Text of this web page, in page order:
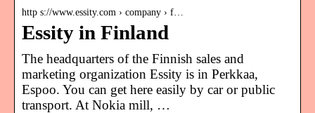
http s://www.essity.com › company › f…
Essity in Finland
The headquarters of the Finnish sales and
marketing organization Essity is in Perkkaa,
Espoo. You can get here easily by car or public
transport. At Nokia mill, …